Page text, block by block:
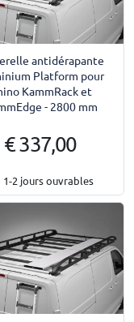
antidérapante
Platform pour
KammRack et
- 2800 mm
€ 337,00
1-2 jours ouvrables